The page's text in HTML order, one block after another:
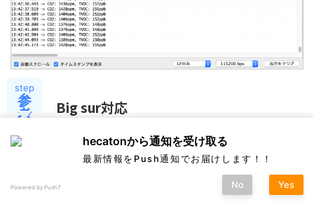
step
参
考
Big sur対応
今回なんとか計測出来たものの、道のりは長かっ
hecatonから通知を受け取る
最新情報をPush通知でお届けします！！
Powered by Push7 No Yes